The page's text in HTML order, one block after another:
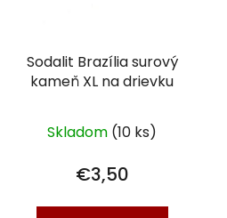
Sodalit Brazília surový
kameň XL na drievku
Skladom (10 ks)
€3,50